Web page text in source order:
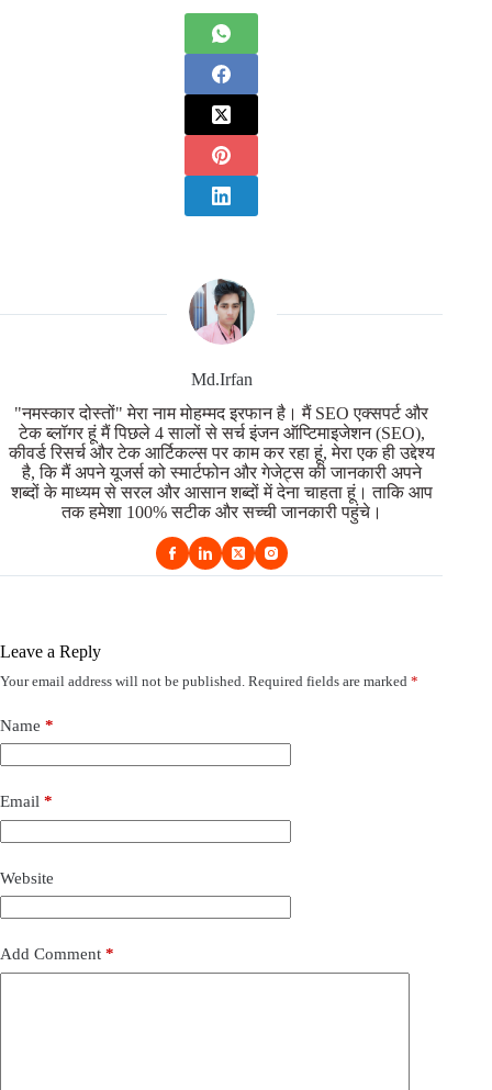
Md.Irfan
"नमस्कार दोस्तों" मेरा नाम मोहम्मद इरफान है। मैं SEO एक्सपर्ट और
टेक ब्लॉगर हूं मैं पिछले 4 सालों से सर्च इंजन ऑप्टिमाइजेशन (SEO),
कीवर्ड रिसर्च और टेक आर्टिकल्स पर काम कर रहा हूं, मेरा एक ही उद्देश्य
है, कि मैं अपने यूजर्स को स्मार्टफोन और गेजेट्स की जानकारी अपने
शब्दों के माध्यम से सरल और आसान शब्दों में देना चाहता हूं। ताकि आप
तक हमेशा 100% सटीक और सच्ची जानकारी पहुंचे।
Leave a Reply
Your email address will not be published. Required fields are marked *
Name *
Email *
Website
Add Comment *